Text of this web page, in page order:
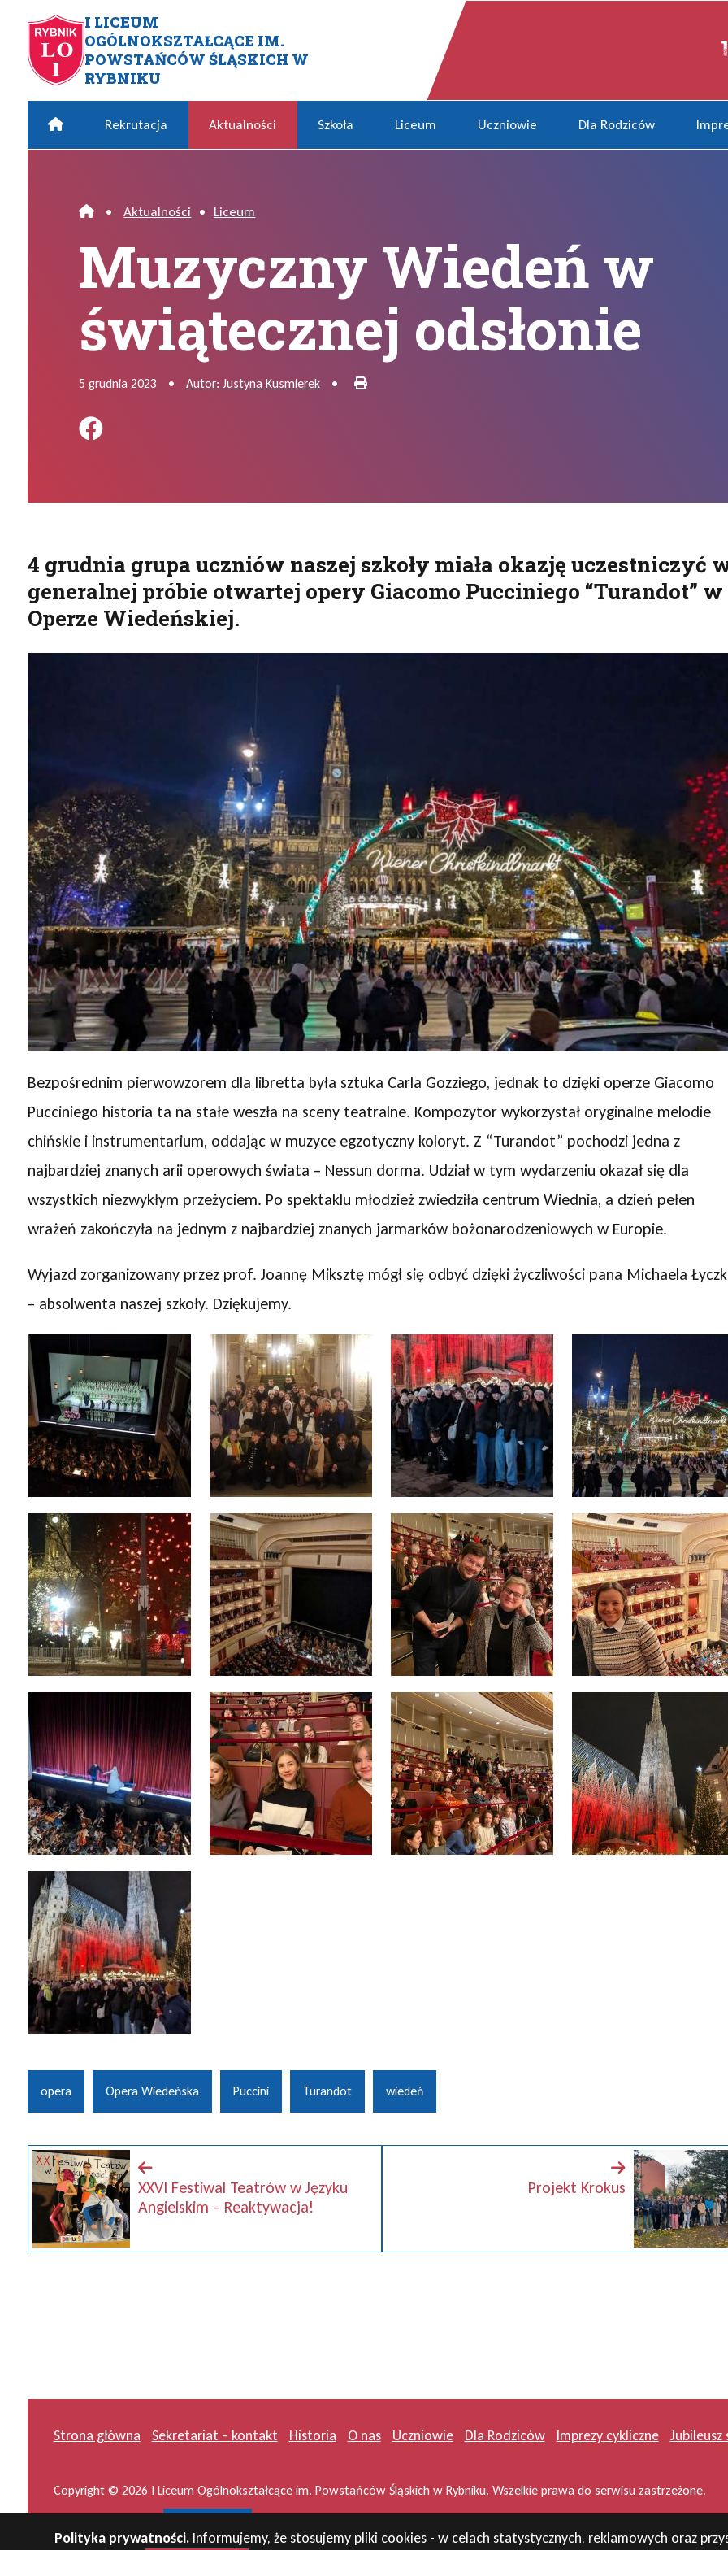
Przejdź do menu głównego
Przejdź do menu dodatkowego
Przejdź do treści
Mapa serwisu
I LICEUM
OGÓLNOKSZTAŁCĄCE IM.
POWSTAŃCÓW ŚLĄSKICH W
RYBNIKU
Muzyczny Wiedeń w świątecznej odsłonie
Home Rekrutacja Aktualności Szkoła Liceum Uczniowie Dla Rodziców
Home
• Aktualności • Liceum
Muzyczny Wiedeń w
świątecznej odsłonie
5 grudnia 2023 • Autor: Justyna Kusmierek • Drukuj
Podziel się na FB
4 grudnia grupa uczniów naszej szkoły miała okazję uczestniczyć
generalnej próbie otwartej opery Giacomo Pucciniego “Turandot” w
Operze Wiedeńskiej.
Bezpośrednim pierwowzorem dla libretta była sztuka Carla Gozziego, jednak to dzięki operze Giacomo
Pucciniego historia ta na stałe weszła na sceny teatralne. Kompozytor wykorzystał oryginalne melodie
chińskie i instrumentarium, oddając w muzyce egzotyczny koloryt. Z “Turandot” pochodzi jedna z
najbardziej znanych arii operowych świata – Nessun dorma. Udział w tym wydarzeniu okazał się dla
wszystkich niezwykłym przeżyciem. Po spektaklu młodzież zwiedziła centrum Wiednia, a dzień pełen
wrażeń zakończyła na jednym z najbardziej znanych jarmarków bożonarodzeniowych w Europie.
Wyjazd zorganizowany przez prof. Joannę Miksztę mógł się odbyć dzięki życzliwości pana Michaela
– absolwenta naszej szkoły. Dziękujemy.
opera Opera Wiedeńska Puccini Turandot wiedeń
XXVI Festiwal Teatrów w Języku
Angielskim – Reaktywacja!
Projekt Krokus
Polityka prywatności. Informujemy, że stosujemy pliki cookies - w celach statystycznych, reklamowych oraz
Strona główna Sekretariat – kontakt Historia O nas Uczniowie Dla Rodziców Imprezy cykliczne Jubileusz
Copyright © 2026 I Liceum Ogólnokształcące im. Powstańców Śląskich w Rybniku. Wszelkie prawa do serwisu zastrzeżone.